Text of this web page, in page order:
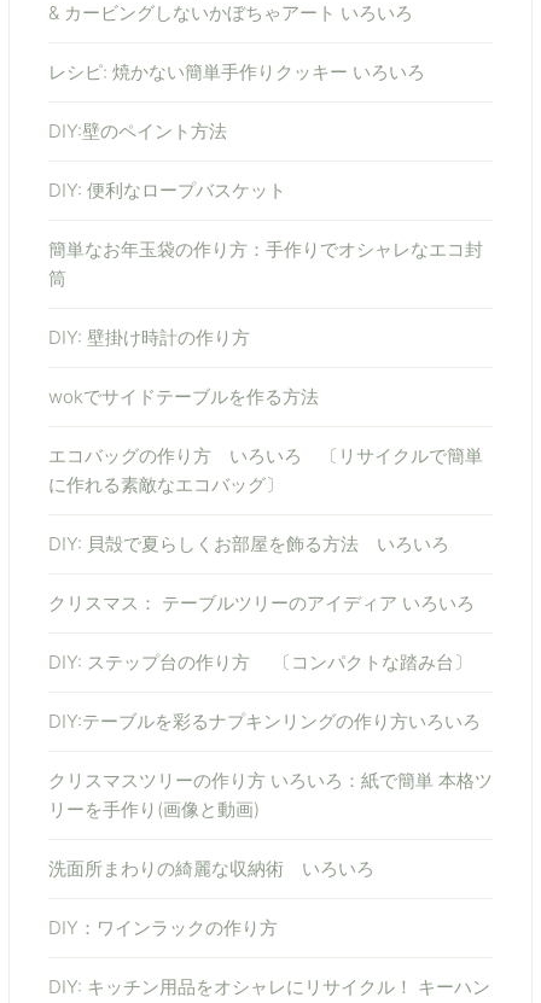
& カービングしないかぼちゃアート いろいろ
レシピ: 焼かない簡単手作りクッキー いろいろ
DIY:壁のペイント方法
DIY: 便利なロープバスケット
簡単なお年玉袋の作り方：手作りでオシャレなエコ封
筒
DIY: 壁掛け時計の作り方
wokでサイドテーブルを作る方法
エコバッグの作り方 いろいろ 〔リサイクルで簡単
に作れる素敵なエコバッグ〕
DIY: 貝殻で夏らしくお部屋を飾る方法 いろいろ
クリスマス： テーブルツリーのアイディア いろいろ
DIY: ステップ台の作り方 〔コンパクトな踏み台〕
DIY:テーブルを彩るナプキンリングの作り方いろいろ
クリスマスツリーの作り方 いろいろ：紙で簡単 本格ツ
リーを手作り(画像と動画)
洗面所まわりの綺麗な収納術 いろいろ
DIY：ワインラックの作り方
DIY: キッチン用品をオシャレにリサイクル！ キーハン